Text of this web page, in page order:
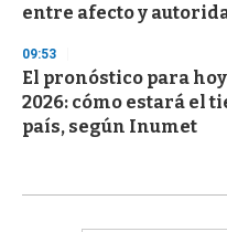
entre afecto y
09:53
El pronóstico para
2026: cómo estará el
país, según Inumet